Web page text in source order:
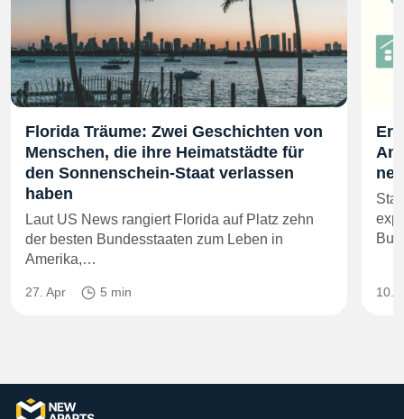
Florida Träume: Zwei Geschichten von
Menschen, die ihre Heimatstädte für
den Sonnenschein-Staat verlassen
haben
Laut US News rangiert Florida auf Platz zehn
der besten Bundesstaaten zum Leben in
Amerika,…
27. Apr 5 min 10.